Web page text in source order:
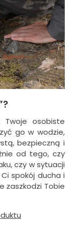
osobiste
go w wodzie,
bezpieczną i
od tego, czy
czy w sytuacji
spokój ducha i
zaszkodzi Tobie